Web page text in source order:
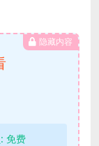
隐藏内容
免费